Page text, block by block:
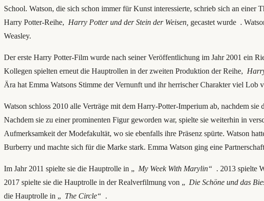
School. Watson, die sich schon immer für Kunst interessierte, schrieb sich an einer
Harry Potter-Reihe, Harry Potter und der Stein der Weisen, gecastet wurde .
Weasley.
Der erste Harry Potter-Film wurde nach seiner Veröffentlichung im Jahr 2001 ein
Kollegen spielten erneut die Hauptrollen in der zweiten Produktion der Reihe,
Ära hat Emma Watsons Stimme der Vernunft und ihr herrischer Charakter viel Lob
Watson schloss 2010 alle Verträge mit dem Harry-Potter-Imperium ab, nachdem sie
Nachdem sie zu einer prominenten Figur geworden war, spielte sie weiterhin in
Aufmerksamkeit der Modefakultät, wo sie ebenfalls ihre Präsenz spürte. Watson
Burberry und machte sich für die Marke stark. Emma Watson ging eine
Im Jahr 2011 spielte sie die Hauptrolle in „ My Week With Marylin“ . 2013 spielte
2017 spielte sie die Hauptrolle in der Realverfilmung von „ Die Schöne und das
die Hauptrolle in „ The Circle“ .